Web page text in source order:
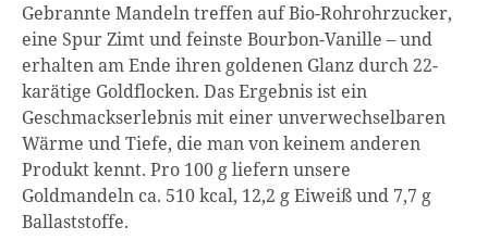
Gebrannte Mandeln treffen auf Bio-Rohrohrzucker,
eine Spur Zimt und feinste Bourbon-Vanille – und
erhalten am Ende ihren goldenen Glanz durch 22-
karätige Goldflocken. Das Ergebnis ist ein
Geschmackserlebnis mit einer unverwechselbaren
Wärme und Tiefe, die man von keinem anderen
Produkt kennt. Pro 100 g liefern unsere
Goldmandeln ca. 510 kcal, 12,2 g Eiweiß und 7,7 g
Ballaststoffe.